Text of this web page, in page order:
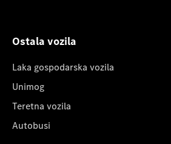
Ostala vozila
Laka gospodarska vozila
Unimog
Teretna vozila
Autobusi